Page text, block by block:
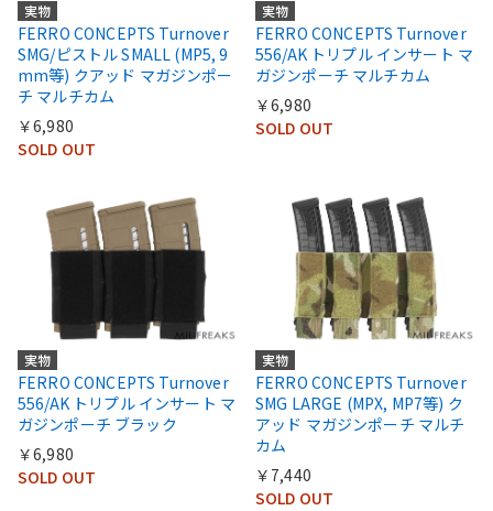
実物
FERRO CONCEPTS Turnover
SMG/ピストル SMALL (MP5, 9
mm等) クアッド マガジンポー
チ マルチカム
￥6,980
SOLD OUT
実物
FERRO CONCEPTS Turnover
556/AK トリプル インサート マ
ガジンポーチ マルチカム
￥6,980
SOLD OUT
実物
FERRO CONCEPTS Turnover
556/AK トリプル インサート マ
ガジンポーチ ブラック
￥6,980
SOLD OUT
実物
FERRO CONCEPTS Turnover
SMG LARGE (MPX, MP7等) ク
アッド マガジンポーチ マルチ
カム
￥7,440
SOLD OUT